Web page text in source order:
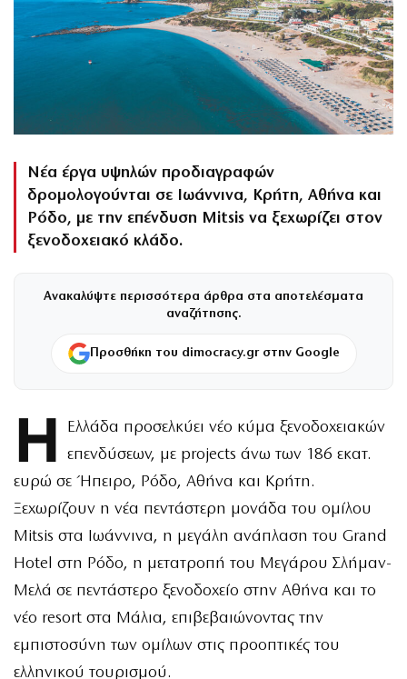
Νέα έργα υψηλών προδιαγραφών
δρομολογούνται σε Ιωάννινα, Κρήτη, Αθήνα και
Ρόδο, με την επένδυση Mitsis να ξεχωρίζει στον
ξενοδοχειακό κλάδο.
Ανακαλύψτε περισσότερα άρθρα στα αποτελέσματα
αναζήτησης.
Προσθήκη του dimocracy.gr στην Google
Η
Ελλάδα προσελκύει νέο κύμα ξενοδοχειακών
επενδύσεων, με projects άνω των 186 εκατ.
ευρώ σε Ήπειρο, Ρόδο, Αθήνα και Κρήτη.
Ξεχωρίζουν η νέα πεντάστερη μονάδα του ομίλου
Mitsis στα Ιωάννινα, η μεγάλη ανάπλαση του Grand
Hotel στη Ρόδο, η μετατροπή του Μεγάρου Σλήμαν-
Μελά σε πεντάστερο ξενοδοχείο στην Αθήνα και το
νέο resort στα Μάλια, επιβεβαιώνοντας την
εμπιστοσύνη των ομίλων στις προοπτικές του
ελληνικού τουρισμού.